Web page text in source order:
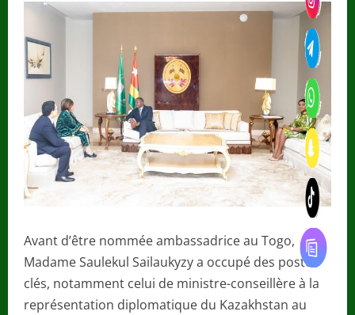
Avant d’être nommée ambassadrice au Togo,
Madame Saulekul Sailaukyzy a occupé des postes
clés, notamment celui de ministre-conseillère à la
représentation diplomatique du Kazakhstan au